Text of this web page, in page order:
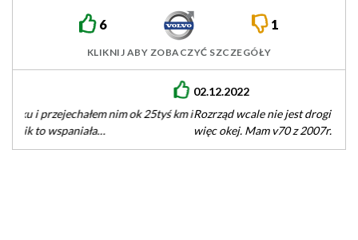
6 1
KLIKNIJ ABY ZOBACZYĆ SZCZEGÓŁY
Rozrząd wcale nie jest drogi - części Plus robota wyszło 850zl
więc okej. Mam v70 z 2007r. I trochę rzeczy…